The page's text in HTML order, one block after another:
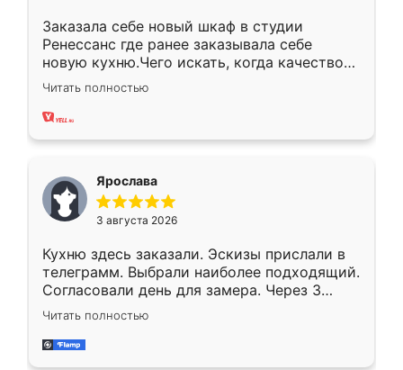
Заказала себе новый шкаф в студии
Ренессанс где ранее заказывала себе
новую кухню.Чего искать, когда качеством
вполне довольна. Служит кухня уже почти
два года, нареканий нет.
Читать полностью
Ярослава
3 августа 2026
Кухню здесь заказали. Эскизы прислали в
телеграмм. Выбрали наиболее подходящий.
Согласовали день для замера. Через 3
недели кухня была уже готова. Остались
довольны работой. Спасибо Ренессанс
мебель за качественную работу!
Читать полностью